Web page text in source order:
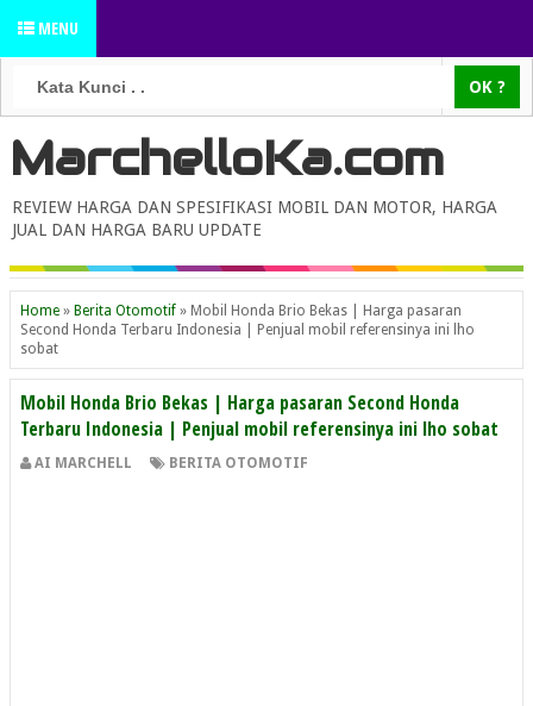
MENU
MarchelloKa.com
REVIEW HARGA DAN SPESIFIKASI MOBIL DAN MOTOR, HARGA
JUAL DAN HARGA BARU UPDATE
Home » Berita Otomotif » Mobil Honda Brio Bekas | Harga pasaran
Second Honda Terbaru Indonesia | Penjual mobil referensinya ini lho
sobat
Mobil Honda Brio Bekas | Harga pasaran Second Honda
Terbaru Indonesia | Penjual mobil referensinya ini lho sobat
AI MARCHELL BERITA OTOMOTIF